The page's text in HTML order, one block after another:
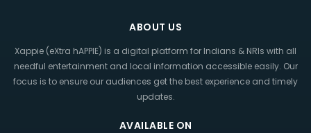
ABOUT US
Xappie (eXtra hAPPIE) is a digital platform for Indians & NRIs with all
needful entertainment and local information accessible easily. Our
focus is to ensure our audiences get the best experience and timely
updates.
AVAILABLE ON